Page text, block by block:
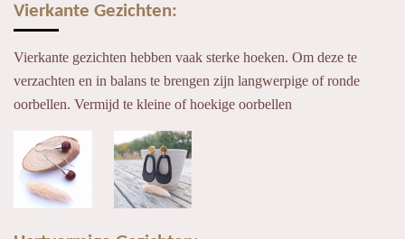
Vierkante Gezichten:
Vierkante gezichten hebben vaak sterke hoeken. Om deze te
verzachten en in balans te brengen zijn langwerpige of ronde
oorbellen. Vermijd te kleine of hoekige oorbellen